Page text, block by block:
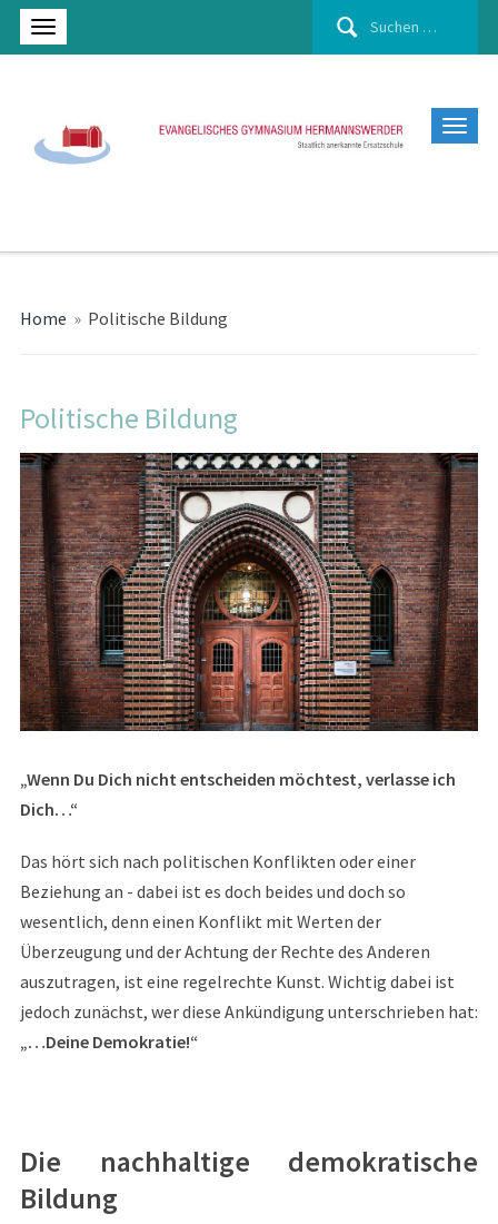
Suchen
Home » Politische Bildung
Politische Bildung
„Wenn Du Dich nicht entscheiden möchtest, verlasse ich
Dich…“
Das hört sich nach politischen Konflikten oder einer
Beziehung an - dabei ist es doch beides und doch so
wesentlich, denn einen Konflikt mit Werten der
Überzeugung und der Achtung der Rechte des Anderen
auszutragen, ist eine regelrechte Kunst. Wichtig dabei ist
jedoch zunächst, wer diese Ankündigung unterschrieben hat:
„…Deine Demokratie!“
Die nachhaltige demokratische
Bildung